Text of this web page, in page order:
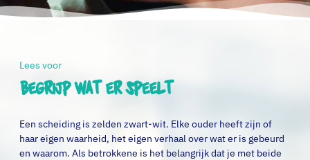
Lees voor
Begrijp wat er speelt
Een scheiding is zelden zwart-wit. Elke ouder heeft zijn of
haar eigen waarheid, het eigen verhaal over wat er is gebeurd
en waarom. Als betrokkene is het belangrijk dat je met beide